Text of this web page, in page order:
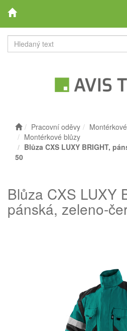
Pracovní oděvy
Montérkové blůzy
Blůza CXS LUXY BRIGHT,
50
Blůza CXS LUXY
pánská, zeleno-